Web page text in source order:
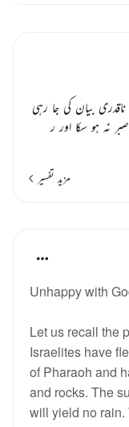
بیان کی جا رہی
نہ ہو سکا اور ر
مزید تفسیر
Unhappy with
Let us recall the
Israelites have
of Pharaoh and
and rocks. The
will yield no rain.